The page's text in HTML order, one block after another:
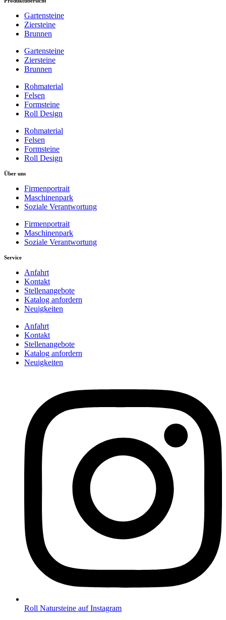
Gartensteine
Ziersteine
Brunnen
Gartensteine
Ziersteine
Brunnen
Rohmaterial
Felsen
Formsteine
Roll Design
Rohmaterial
Felsen
Formsteine
Roll Design
Über uns
Firmenportrait
Maschinenpark
Soziale Verantwortung
Firmenportrait
Maschinenpark
Soziale Verantwortung
Service
Anfahrt
Kontakt
Stellenangebote
Katalog anfordern
Neuigkeiten
Anfahrt
Kontakt
Stellenangebote
Katalog anfordern
Neuigkeiten
Roll Natursteine auf Instagram